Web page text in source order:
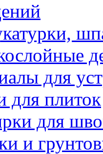
для
для плиток
для
и